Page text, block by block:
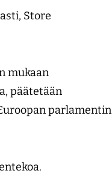
Store
mukaan
päätetään
parlamentin